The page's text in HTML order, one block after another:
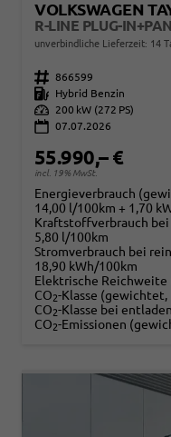
VOLKSWAGEN
unverbindliche Lieferzeit: 14
Fahrzeugnr. 866599
Kraftstoff
Hybrid Benzin
Leistung
200 kW (272 PS)
07.07.2026
55.990,– €
incl. 19% MwSt.
Energieverbrauch
14,00 l/100km + 1,70
Kraftstoffverbrauch
5,80 l/100km
Stromverbrauch bei
18,90 kWh/100km
Elektrische Reichweite
CO2-Klasse
CO2-Klasse bei
CO2-Emissionen